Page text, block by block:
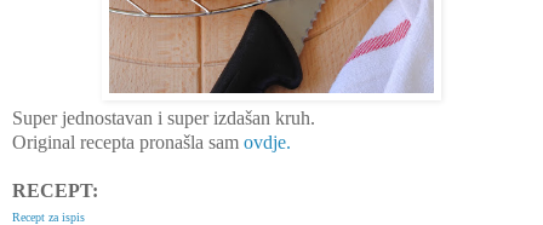
Super jednostavan i super izdašan kruh.
Original recepta pronašla sam ovdje.
RECEPT:
Recept za ispis